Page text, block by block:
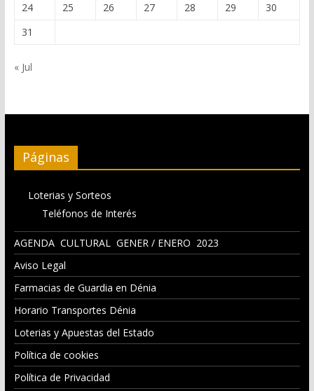
24
25 26 27 28 29
30
31
« Jul
Páginas
Loterias y Sorteos
Teléfonos de Interés
AGENDA CULTURAL GENER / ENERO 2023
Aviso Legal
Farmacias de Guardia en Dénia
Horario Transportes Dénia
Loterias y Apuestas del Estado
Política de cookies
Política de Privacidad